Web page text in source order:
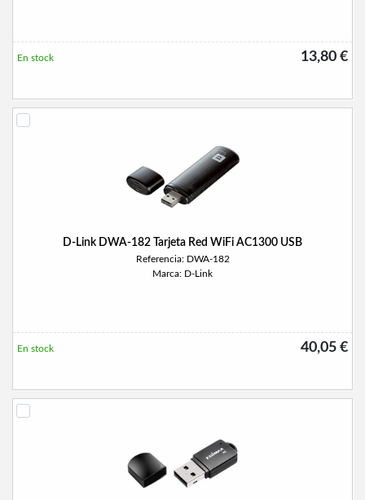
13,80 €
En stock
D-Link DWA-182 Tarjeta Red WiFi AC1300 USB
Referencia: DWA-182
Marca: D-Link
40,05 €
En stock